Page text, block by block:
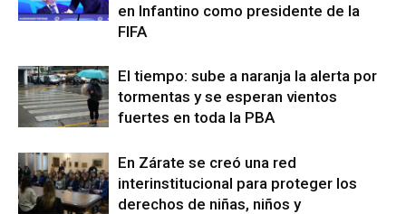
en Infantino como presidente de la
FIFA
El tiempo: sube a naranja la alerta por
tormentas y se esperan vientos
fuertes en toda la PBA
En Zárate se creó una red
interinstitucional para proteger los
derechos de niñas, niños y